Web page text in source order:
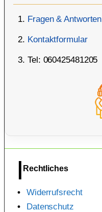
Fragen & Antworten
Kontaktformular
Tel: 060425481205
Rechtliches
Widerrufsrecht
Datenschutz